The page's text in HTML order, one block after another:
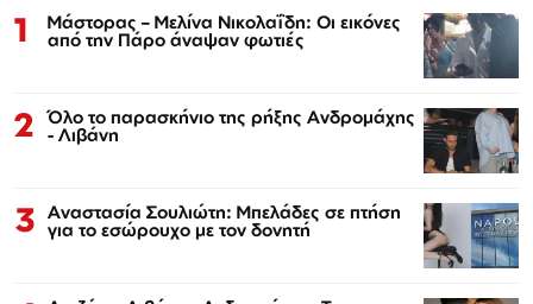
1 Μάστορας – Μελίνα Νικολαΐδη: Οι εικόνες
από την Πάρο άναψαν φωτιές
2 Όλο το παρασκήνιο της ρήξης Ανδρομάχης
- Λιβάνη
3 Αναστασία Σουλιώτη: Μπελάδες σε πτήση
για το εσώρουχο με τον δονητή